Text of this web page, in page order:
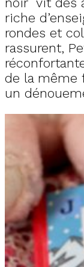
riche
rondes et
rassurent,
de la même
un